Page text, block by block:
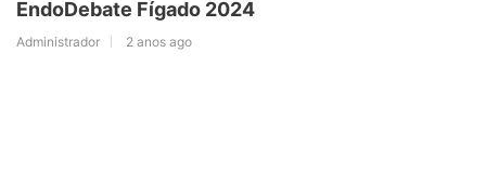
EndoDebate Fígado 2024
Administrador 2 anos ago